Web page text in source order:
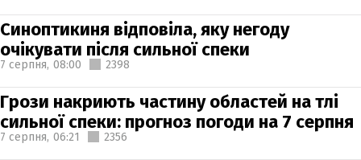
Синоптикиня відповіла, яку негоду
очікувати після сильної спеки
7 серпня, 08:00 2398
Грози накриють частину областей на тлі
сильної спеки: прогноз погоди на 7 серпня
7 серпня, 06:21 2356